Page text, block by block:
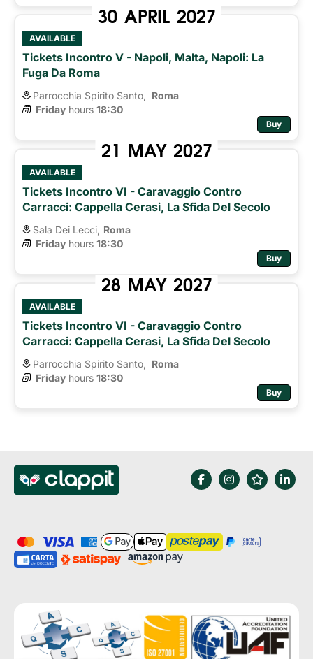
30 APRIL 2027
AVAILABLE
Tickets Incontro V - Napoli, Malta, Napoli: La
Fuga Da Roma
Parrocchia Spirito Santo,
Roma
Friday hours 18:30
Buy
21 MAY 2027
AVAILABLE
Tickets Incontro VI - Caravaggio Contro
Carracci: Cappella Cerasi, La Sfida Del Secolo
Sala Dei Lecci, Roma
Friday hours 18:30
Buy
28 MAY 2027
AVAILABLE
Tickets Incontro VI - Caravaggio Contro
Carracci: Cappella Cerasi, La Sfida Del Secolo
Parrocchia Spirito Santo,
Roma
Friday hours 18:30
Buy